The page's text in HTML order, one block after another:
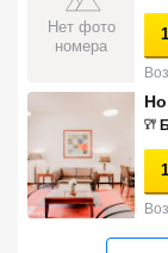
Нет фото
номера
Сетевые отели
Сетевые отели
Сетевые отели